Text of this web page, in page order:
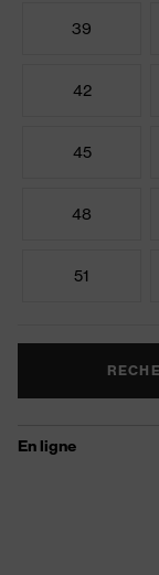
39
42
45
48
51